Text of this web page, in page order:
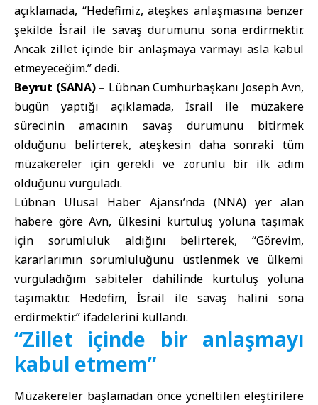
açıklamada, “Hedefimiz, ateşkes anlaşmasına benzer
şekilde İsrail ile savaş durumunu sona erdirmektir.
Ancak zillet içinde bir anlaşmaya varmayı asla kabul
etmeyeceğim.” dedi.
Beyrut (SANA) – Lübnan Cumhurbaşkanı Joseph Avn,
bugün yaptığı açıklamada, İsrail ile müzakere
sürecinin amacının savaş durumunu bitirmek
olduğunu belirterek, ateşkesin daha sonraki tüm
müzakereler için gerekli ve zorunlu bir ilk adım
olduğunu vurguladı.
Lübnan Ulusal Haber Ajansı’nda (NNA) yer alan
habere göre Avn, ülkesini kurtuluş yoluna taşımak
için sorumluluk aldığını belirterek, “Görevim,
kararlarımın sorumluluğunu üstlenmek ve ülkemi
vurguladığım sabiteler dahilinde kurtuluş yoluna
taşımaktır. Hedefim, İsrail ile savaş halini sona
erdirmektir.” ifadelerini kullandı.
“Zillet içinde bir anlaşmayı
kabul etmem”
Müzakereler başlamadan önce yöneltilen eleştirilere